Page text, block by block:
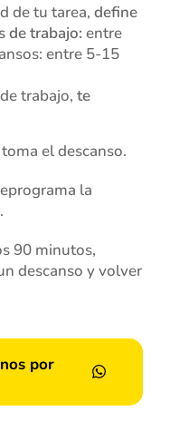
de tu tarea, define
de trabajo: entre
entre 5-15
trabajo, te
el descanso.
la
90 minutos,
descanso y volver
por